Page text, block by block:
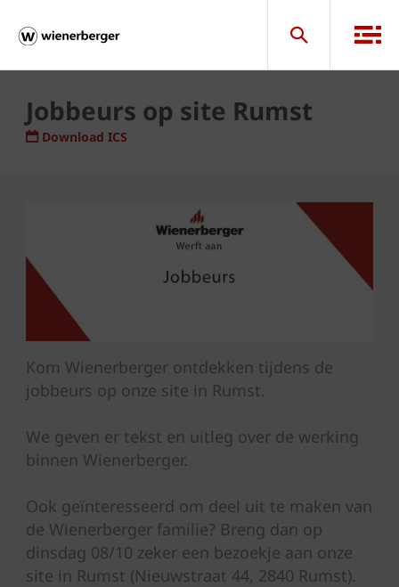
Jobbeurs op site Rumst
Download ICS
Kom Wienerberger ontdekken tijdens de
jobbeurs op onze site in Rumst.
We geven er tekst en uitleg over de werking
binnen Wienerberger.
Ook geïnteresseerd om deel uit te maken van
de Wienerberger familie? Breng dan op
dinsdag 08/10 zeker een bezoekje aan onze
site in Rumst (Nieuwstraat 44, 2840 Rumst).